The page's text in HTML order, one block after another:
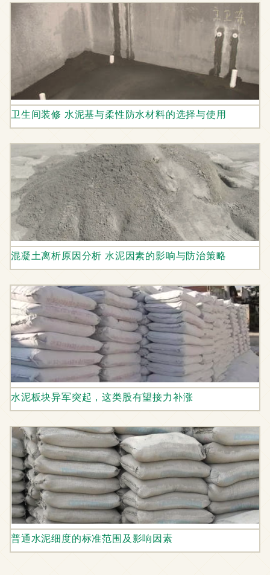
卫生间装修 水泥基与柔性防水材料的选择与使用
混凝土离析原因分析 水泥因素的影响与防治策略
水泥板块异军突起，这类股有望接力补涨
普通水泥细度的标准范围及影响因素